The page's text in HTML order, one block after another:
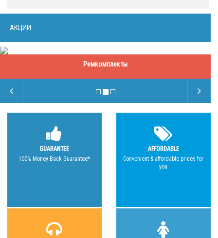
АКЦИИ
Ремкомплекты
GUARANTEE
100% Money Back Guarantee*
AFFORDABLE
Convenient & affordable prices for
you